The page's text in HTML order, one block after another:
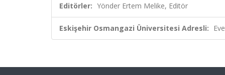
Editörler: Yönder Ertem Melike, Editör
Eskişehir Osmangazi Üniversitesi Adresli: